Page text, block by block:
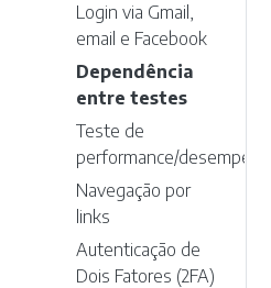
Login via Gmail,
email e Facebook
Dependência
entre testes
Teste de
performance/desempenho
Navegação por
links
Autenticação de
Dois Fatores (2FA)